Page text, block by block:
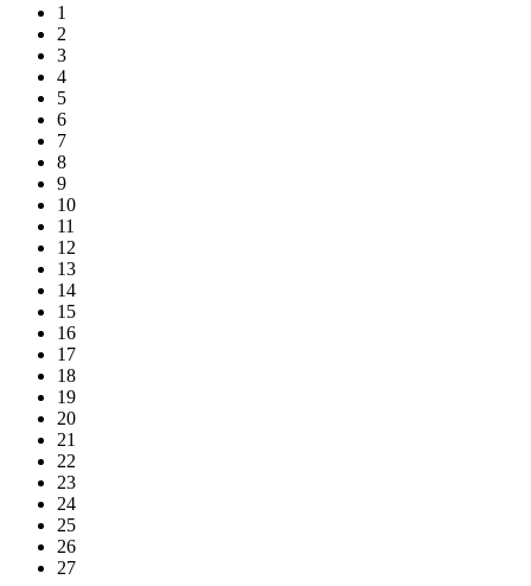
1
2
3
4
5
6
7
8
9
10
11
12
13
14
15
16
17
18
19
20
21
22
23
24
25
26
27